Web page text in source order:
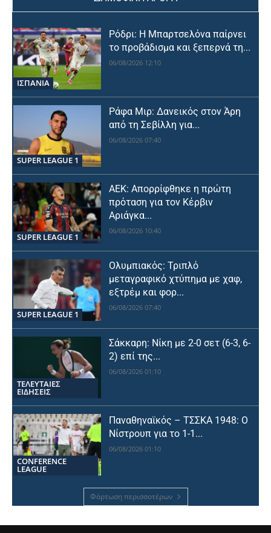
ΙΣΠΑΝΙΑ
Ρόδρι: Η Μπαρτσελόνα παίρνει
το προβάδισμα και ξεπερνά τη...
06/08/2026 12:10
SUPER LEAGUE 1
Ράφα Μιρ: Δανεικός στον Άρη
από τη Σεβίλλη για...
06/08/2026 07:40
SUPER LEAGUE 1
ΑΕΚ: Απορρίφθηκε η πρώτη
πρόταση για τον Κέρβιν
Αριάγκα...
06/08/2026 10:40
SUPER LEAGUE 1
Ολυμπιακός: Τριπλό
μεταγραφικό χτύπημα με χαφ,
εξτρέμ και φορ...
06/08/2026 07:40
ΤΕΛΕΥΤΑΙΕΣ
ΕΙΔΗΣΕΙΣ
Σάκκαρη: Νίκη με 2-0 σετ (6-3, 6-
2) επί της...
06/08/2026 01:10
CONFERENCE
LEAGUE
Παναθηναϊκός – ΤΣΣΚΑ 1948: Ο
Νίστρουπ για το 1-1...
06/08/2026 01:10
Φόρτωση περισσοτέρων